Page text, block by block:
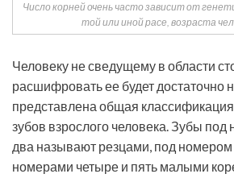
Число корней очень часто зависит от
той или иной расе, возраста
Человеку не сведущему в области
расшифровать ее будет достаточно
представлена общая
зубов взрослого человека. Зубы
два называют резцами, под номером
номерами четыре и пять малыми